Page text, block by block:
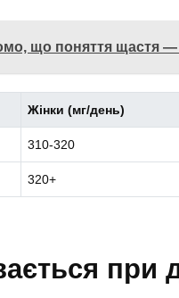
що поняття щастя —
Жінки (мг/день)
310-320
320+
при